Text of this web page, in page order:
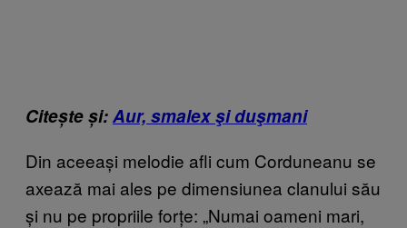
Citește și:Aur, smalex şi duşmani
Din aceeași melodie afli cum Corduneanu se
axează mai ales pe dimensiunea clanului său
și nu pe propriile forțe: „Numai oameni mari,